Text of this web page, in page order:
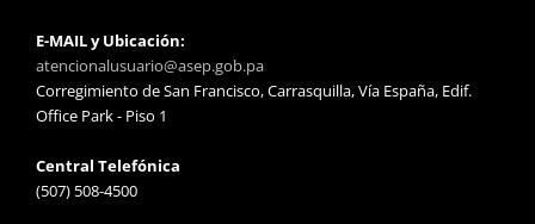
E-MAIL y Ubicación:
atencionalusuario@asep.gob.pa
Corregimiento de San Francisco, Carrasquilla, Vía España, Edif.
Office Park - Piso 1
Central Telefónica
(507) 508-4500